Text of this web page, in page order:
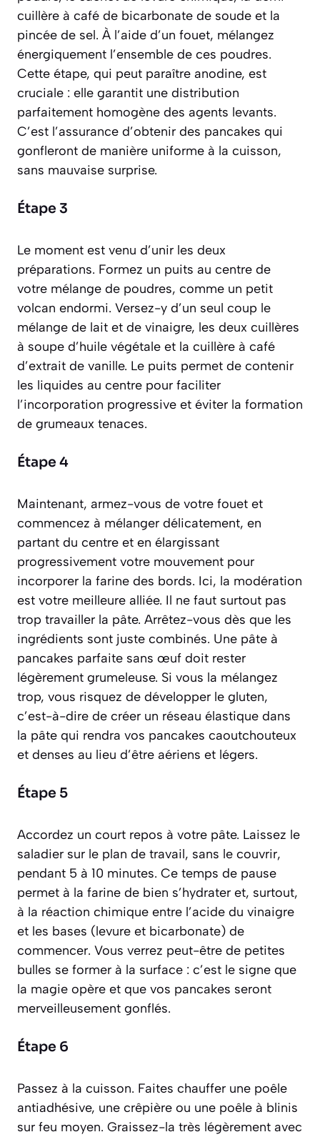
cuillère à café de bicarbonate de soude et la
pincée de sel. À l’aide d’un fouet, mélangez
énergiquement l’ensemble de ces poudres.
Cette étape, qui peut paraître anodine, est
cruciale : elle garantit une distribution
parfaitement homogène des agents levants.
C’est l’assurance d’obtenir des pancakes qui
gonfleront de manière uniforme à la cuisson,
sans mauvaise surprise.
Étape 3
Le moment est venu d’unir les deux
préparations. Formez un puits au centre de
votre mélange de poudres, comme un petit
volcan endormi. Versez-y d’un seul coup le
mélange de lait et de vinaigre, les deux cuillères
à soupe d’huile végétale et la cuillère à café
d’extrait de vanille. Le puits permet de contenir
les liquides au centre pour faciliter
l’incorporation progressive et éviter la formation
de grumeaux tenaces.
Étape 4
Maintenant, armez-vous de votre fouet et
commencez à mélanger délicatement, en
partant du centre et en élargissant
progressivement votre mouvement pour
incorporer la farine des bords. Ici, la modération
est votre meilleure alliée. Il ne faut surtout pas
trop travailler la pâte. Arrêtez-vous dès que les
ingrédients sont juste combinés. Une pâte à
pancakes parfaite sans œuf doit rester
légèrement grumeleuse. Si vous la mélangez
trop, vous risquez de développer le gluten,
c’est-à-dire de créer un réseau élastique dans
la pâte qui rendra vos pancakes caoutchouteux
et denses au lieu d’être aériens et légers.
Étape 5
Accordez un court repos à votre pâte. Laissez le
saladier sur le plan de travail, sans le couvrir,
pendant 5 à 10 minutes. Ce temps de pause
permet à la farine de bien s’hydrater et, surtout,
à la réaction chimique entre l’acide du vinaigre
et les bases (levure et bicarbonate) de
commencer. Vous verrez peut-être de petites
bulles se former à la surface : c’est le signe que
la magie opère et que vos pancakes seront
merveilleusement gonflés.
Étape 6
Passez à la cuisson. Faites chauffer une poêle
antiadhésive, une crêpière ou une poêle à blinis
sur feu moyen. Graissez-la très légèrement avec